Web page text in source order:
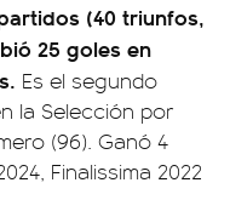
(40 triunfos,
25 goles en
Es el segundo
la Selección por
(96). Ganó 4
Finalissima 2022